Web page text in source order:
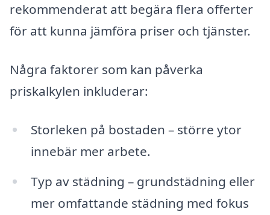
rekommenderat att begära flera offerter
för att kunna jämföra priser och tjänster.
Några faktorer som kan påverka
priskalkylen inkluderar:
Storleken på bostaden – större ytor
innebär mer arbete.
Typ av städning – grundstädning eller
mer omfattande städning med fokus